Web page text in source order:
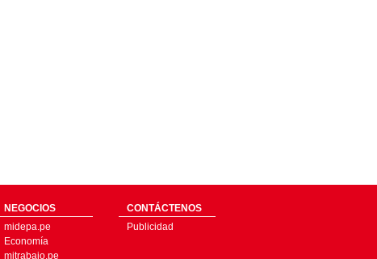
NEGOCIOS
midepa.pe
Economía
mitrabajo.pe
CONTÁCTENOS
Publicidad